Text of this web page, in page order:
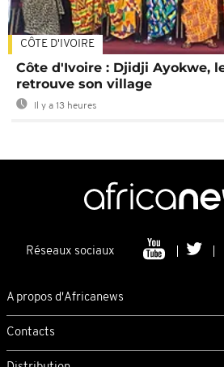
CÔTE D'IVOIRE
Côte d'Ivoire : Djidji Ayokwe,
retrouve son village
Il y a 13 heures
Réseaux sociaux
A propos d'Africanews
Contacts